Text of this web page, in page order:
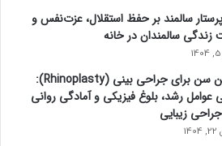
پرستار سالمند بر حفظ استقلال، عزت‌نفس و
زندگی سالمندان در خانه
بهترین سن برای جراحی بینی (Rhinoplasty):
عوامل رشد، بلوغ فیزیکی و آمادگی روانی
زیبایی